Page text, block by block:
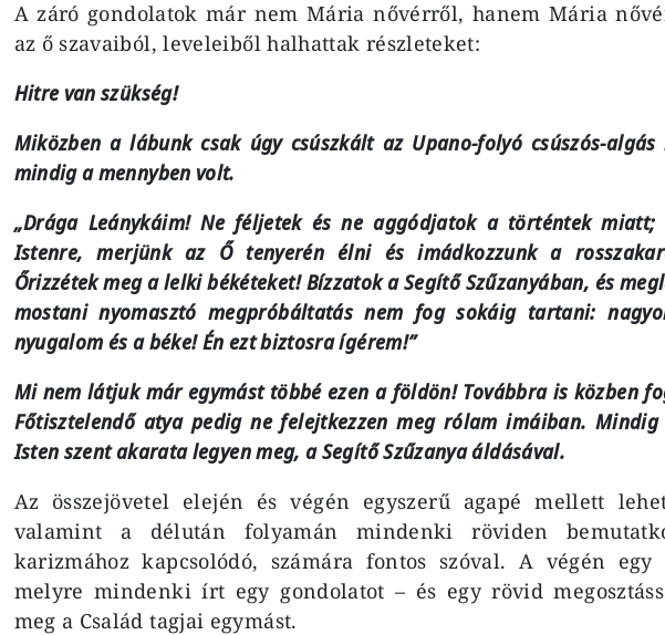
A záró gondolatok már nem Mária nővérről, hanem Mária
az ő szavaiból, leveleiből halhattak részleteket:
Hitre van szükség!
Miközben a lábunk csak úgy csúszkált az Upano-folyó csúszós-
mindig a mennyben volt.
„Drága Leánykáim! Ne féljetek és ne aggódjatok a történtek miatt;
Istenre, merjünk az Ő tenyerén élni és imádkozzunk a
Őrizzétek meg a lelki békéteket! Bízzatok a Segítő Szűzanyában, és
mostani nyomasztó megpróbáltatás nem fog sokáig tartani:
nyugalom és a béke! Én ezt biztosra ígérem!”
Mi nem látjuk már egymást többé ezen a földön! Továbbra is közben
Főtisztelendő atya pedig ne felejtkezzen meg rólam imáiban. Mindig
Isten szent akarata legyen meg, a Segítő Szűzanya áldásával.
Az összejövetel elején és végén egyszerű agapé mellett
valamint a délután folyamán mindenki röviden
karizmához kapcsolódó, számára fontos szóval. A végén
melyre mindenki írt egy gondolatot – és egy rövid
meg a Család tagjai egymást.